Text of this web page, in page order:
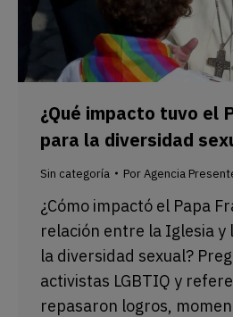
¿Qué impacto tuvo el
para la diversidad
Sin categoría PorAgencia
¿Cómo impactó el Papa
relación entre la Iglesia y
la diversidad sexual?
activistas LGBTIQ y
repasaron logros,